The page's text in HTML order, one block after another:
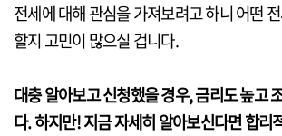
전세에 대해 관심을 가져보려고 하니 어떤
할지 고민이 많으실 겁니다.
대충 알아보고 신청했을 경우, 금리도 높고
다. 하지만! 지금 자세히 알아보신다면 합리